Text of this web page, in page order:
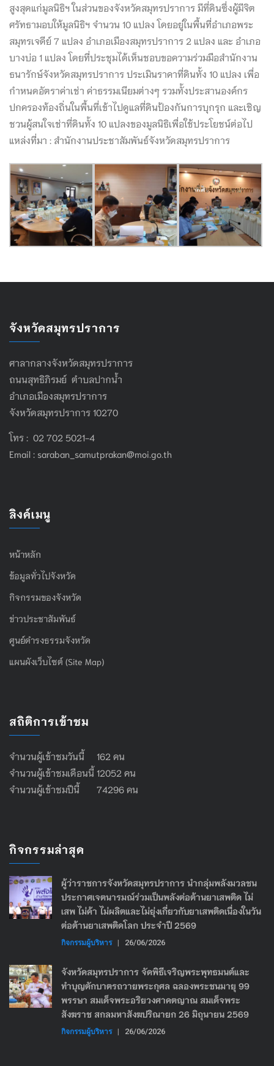
สูงสุดแก่มูลนิธิฯ ในส่วนของจังหวัดสมุทรปราการ มีที่ดินซึ่งผู้มีจิต
ศรัทธามอบให้มูลนิธิฯ จำนวน 10 แปลง โดยอยู่ในพื้นที่อำเภอพระ
สมุทรเจดีย์ 7 แปลง อำเภอเมืองสมุทรปราการ 2 แปลง และ อำเภอ
บางบ่อ 1 แปลง โดยที่ประชุมได้เห็นชอบขอความร่วมมือสำนักงาน
ธนารักษ์จังหวัดสมุทรปราการ ประเมินราคาที่ดินทั้ง 10 แปลง เพื่อ
กำหนดอัตราค่าเช่า ค่าธรรมเนียมต่างๆ รวมทั้งประสานองค์กร
ปกครองท้องถิ่นในพื้นที่เข้าไปดูแลที่ดินป้องกันการบุกรุก และเชิญ
ชวนผู้สนใจเช่าที่ดินทั้ง 10 แปลงของมูลนิธิเพื่อใช้ประโยชน์ต่อไป
แหล่งที่มา : สำนักงานประชาสัมพันธ์จังหวัดสมุทรปราการ
จังหวัดสมุทรปราการ
ศาลากลางจังหวัดสมุทรปราการ
ถนนสุทธิภิรมย์ ตำบลปากน้ำ
อำเภอเมืองสมุทรปราการ
จังหวัดสมุทรปราการ 10270
โทร : 02 702 5021-4
Email : saraban_samutprakan@moi.go.th
ลิงค์เมนู
หน้าหลัก
ข้อมูลทั่วไปจังหวัด
กิจกรรมของจังหวัด
ข่าวประชาสัมพันธ์
ศูนย์ดำรงธรรมจังหวัด
แผนผังเว็บไซต์ (Site Map)
สถิติการเข้าชม
จำนวนผู้เข้าชมวันนี้ 162 คน
จำนวนผู้เข้าชมเดือนนี้ 12052 คน
จำนวนผู้เข้าชมปีนี้ 74296 คน
กิจกรรมล่าสุด
ผู้ว่าราชการจังหวัดสมุทรปราการ นำกลุ่มพลังมวลชน
ประกาศเจตนารมณ์ร่วมเป็นพลังต่อต้านยาเสพติด ไม่
เสพ ไม่ค้า ไม่ผลิตและไม่ยุ่งเกี่ยวกับยาเสพติดเนื่องในวัน
ต่อต้านยาเสพติดโลก ประจำปี 2569
กิจกรรมผู้บริหาร | 26/06/2026
จังหวัดสมุทรปราการ จัดพิธีเจริญพระพุทธมนต์และ
ทำบุญตักบาตรถวายพระกุศล ฉลองพระชนมายุ 99
พรรษา สมเด็จพระอริยวงศาคตญาณ สมเด็จพระ
สังฆราช สกลมหาสังฆปริณายก 26 มิถุนายน 2569
กิจกรรมผู้บริหาร | 26/06/2026